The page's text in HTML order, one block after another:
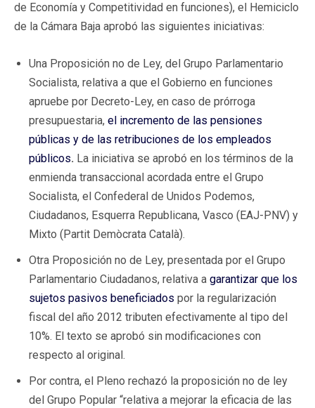
de Economía y Competitividad en funciones), el Hemiciclo
de la Cámara Baja aprobó las siguientes iniciativas:
Una Proposición no de Ley, del Grupo Parlamentario
Socialista, relativa a que el Gobierno en funciones
apruebe por Decreto-Ley, en caso de prórroga
presupuestaria, el incremento de las pensiones
públicas y de las retribuciones de los empleados
públicos. La iniciativa se aprobó en los términos de la
enmienda transaccional acordada entre el Grupo
Socialista, el Confederal de Unidos Podemos,
Ciudadanos, Esquerra Republicana, Vasco (EAJ-PNV) y
Mixto (Partit Demòcrata Català).
Otra Proposición no de Ley, presentada por el Grupo
Parlamentario Ciudadanos, relativa a garantizar que los
sujetos pasivos beneficiados por la regularización
fiscal del año 2012 tributen efectivamente al tipo del
10%. El texto se aprobó sin modificaciones con
respecto al original.
Por contra, el Pleno rechazó la proposición no de ley
del Grupo Popular “relativa a mejorar la eficacia de las